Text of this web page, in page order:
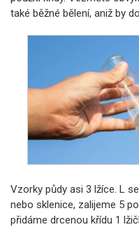
také běžné bělení, aniž by
Vzorky půdy asi 3 lžíce. L
nebo sklenice, zalijeme 5
přidáme drcenou křídu 1